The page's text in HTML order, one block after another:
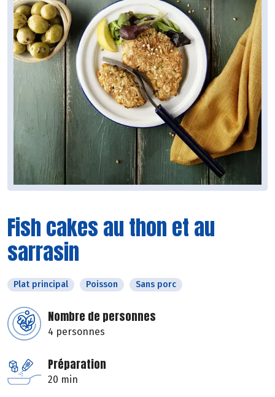
Fish cakes au thon et au
sarrasin
Plat principal Poisson Sans porc
Nombre de personnes
4 personnes
Préparation
20 min